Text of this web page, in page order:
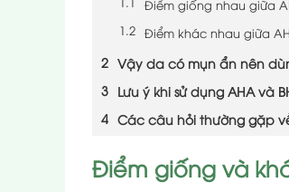
Điểm giống nhau giữa
Điểm khác nhau giữa
Vậy da có mụn ẩn nên
Lưu ý khi sử dụng AHA và
Các câu hỏi thường gặp
Điểm giống và